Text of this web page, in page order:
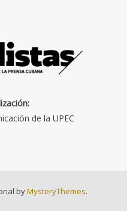
de la UPEC
byMysteryThemes.